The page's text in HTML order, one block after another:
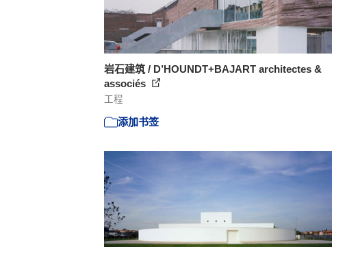
岩石建筑 / D’HOUNDT+BAJART architectes &
associés
工程
添加书签